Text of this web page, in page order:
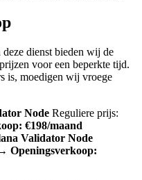
dienst bieden wij de
voor een beperkte tijd.
is, moedigen wij vroege
Node Reguliere prijs:
€198/maand
Validator Node
Openingsverkoop: